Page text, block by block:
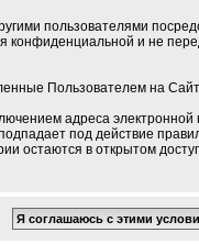
пользователями
конфиденциальной и не
Пользователем на
адреса
под действие
в открытом